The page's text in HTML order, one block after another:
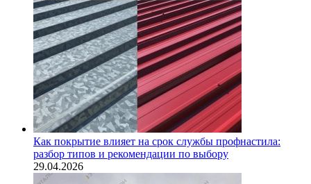
Как покрытие влияет на срок службы профнастила:
разбор типов и рекомендации по выбору
29.04.2026